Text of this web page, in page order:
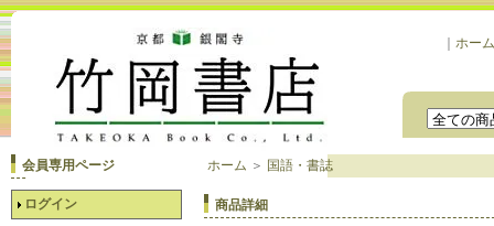
ホーム
会員専用ページ
ログイン
ホーム ＞ 国語・書誌
商品詳細